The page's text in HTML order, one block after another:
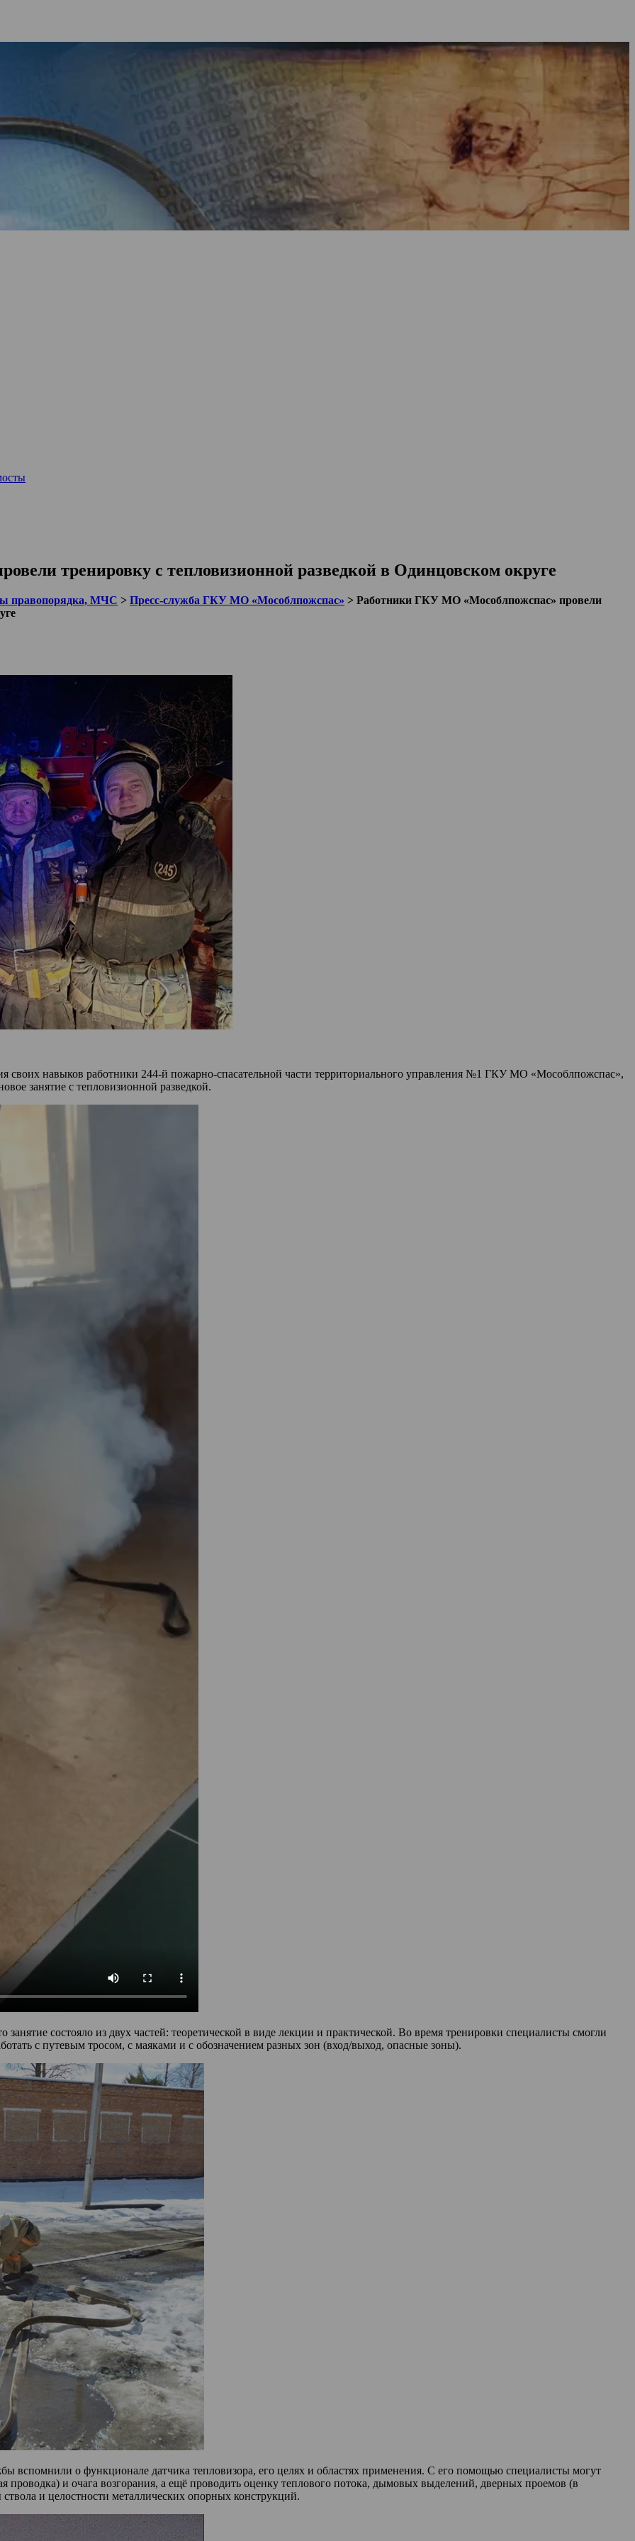
тренировку с тепловизионной разведкой в Одинцовском округе
правопорядка, МЧС > Пресс-служба ГКУ МО «Мособлпожспас» > Работники ГКУ МО «Мособлпожспас» провели
своих навыков работники 244-й пожарно-спасательной части территориального управления №1 ГКУ МО «Мособлпожспас»,
занятие с тепловизионной разведкой.
состояло из двух частей: теоретической в виде лекции и практической. Во время тренировки специалисты смогли
с путевым тросом, с маяками и с обозначением разных зон (вход/выход, опасные зоны).
вспомнили о функционале датчика тепловизора, его целях и областях применения. С его помощью специалисты могут
проводка) и очага возгорания, а ещё проводить оценку теплового потока, дымовых выделений, дверных проемов (в
и целостности металлических опорных конструкций.